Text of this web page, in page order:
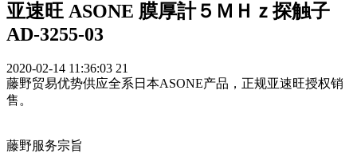
亚速旺 ASONE 膜厚計５ＭＨｚ探触子
AD-3255-03
2020-02-14 11:36:03 21
藤野贸易优势供应全系日本ASONE产品，正规亚速旺授权销
售。
藤野服务宗旨